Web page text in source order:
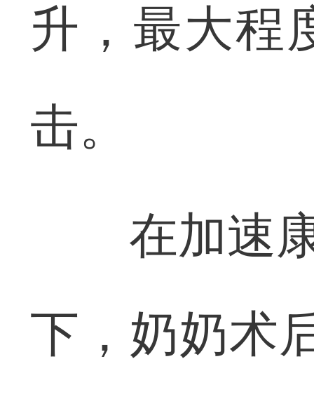
升，最大程
击。
在加速康
下，奶奶术